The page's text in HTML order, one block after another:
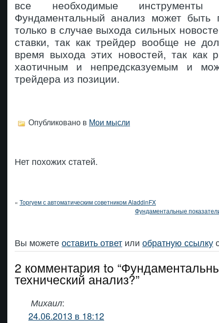
все необходимые инструменты
Фундаментальный анализ может быть
только в случае выхода сильных
ставки, так как трейдер вообще не
время выхода этих новостей, так как
хаотичным и непредсказуемым и
трейдера из позиции.
Опубликовано в Мои мысли
Нет похожих статей.
« Торгуем с автоматическим советником AladdinFX
Фундаментальные
Вы можетеоставить ответ или обратную ссылку
2 комментария to
технический анализ?”
Михаил:
24.06.2013 в 18:12